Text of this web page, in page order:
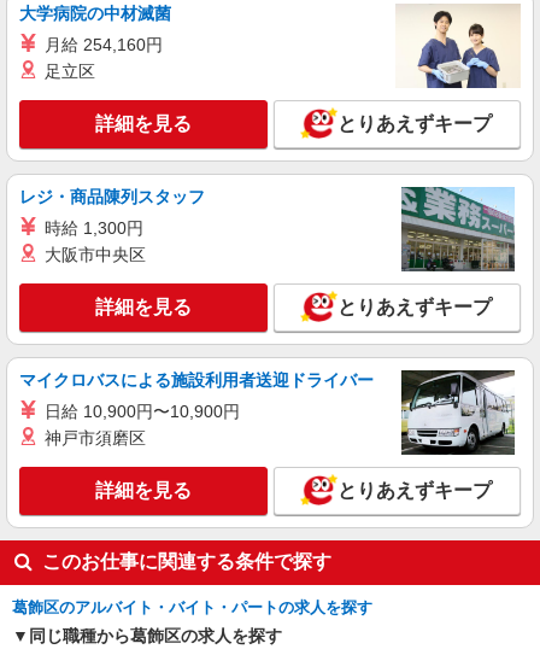
ヶ月 月給25万円以上 ※経験・能力による 【試用
■ソフトバンク亀有店 東京都 葛飾区 亀有3丁
キープ 詳細を見る
ソフトバンク亀有店
ソフトバンクショップの携帯販売スタッフ
月給 233,500円 〜 260,200円 固定残業代:
23,500円 〜 26,200円（15時間相当） ＊＿ 試用期
間あり 6ヶ月 月給25万円以上 ※経験・能力による
【試用期間】月給 233500 円 〜 260200 円
■ソフトバンク亀有店 東京都 葛飾区 亀有3丁
目 32‐8 亀有3丁目ビル1階
キープ 詳細を見る
正社員
【店長職】ソフトバンクショップの携帯販売ス
月給 260,000円 〜 322,000円 試用期間あり 6
ヶ月 月給25万円以上 ※経験・能力による 【試用
期間】月給 260000 円 〜 322000 円
1丁目 50‐1 新小岩Sビル1F
大学病院の中材滅菌
月給 254,160円
足立区
詳細を見る とりあえずキープ
レジ・商品陳列スタッフ
時給 1,300円
大阪市中央区
詳細を見る とりあえずキープ
マイクロバスによる施設利用者送迎ドライバー
日給 10,900円〜10,900円
神戸市須磨区
詳細を見る とりあえずキープ
このお仕事に関連する条件で探す
葛飾区のアルバイト・バイト・パートの求人を探す
同じ職種から葛飾区の求人を探す